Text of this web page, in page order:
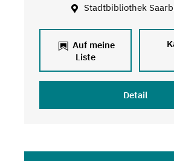
Stadtbibliothek
Auf meine
Liste
Detail